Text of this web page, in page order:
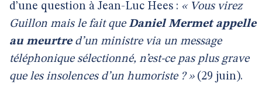
d’une question à Jean-Luc Hees : « Vous virez
Guillon mais le fait que Daniel Mermet appelle
au meurtre d’un ministre via un message
téléphonique sélectionné, n’est-ce pas plus grave
que les insolences d’un humoriste ? » (29 juin).